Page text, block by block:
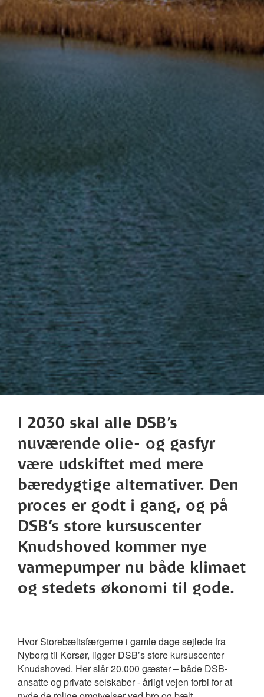
I 2030 skal alle DSB’s
nuværende olie- og gasfyr
være udskiftet med mere
bæredygtige alternativer. Den
proces er godt i gang, og på
DSB’s store kursuscenter
Knudshoved kommer nye
varmepumper nu både klimaet
og stedets økonomi til gode.
Hvor Storebæltsfærgerne i gamle dage sejlede fra
Nyborg til Korsør, ligger DSB’s store kursuscenter
Knudshoved. Her slår 20.000 gæster – både DSB-
ansatte og private selskaber - årligt vejen forbi for at